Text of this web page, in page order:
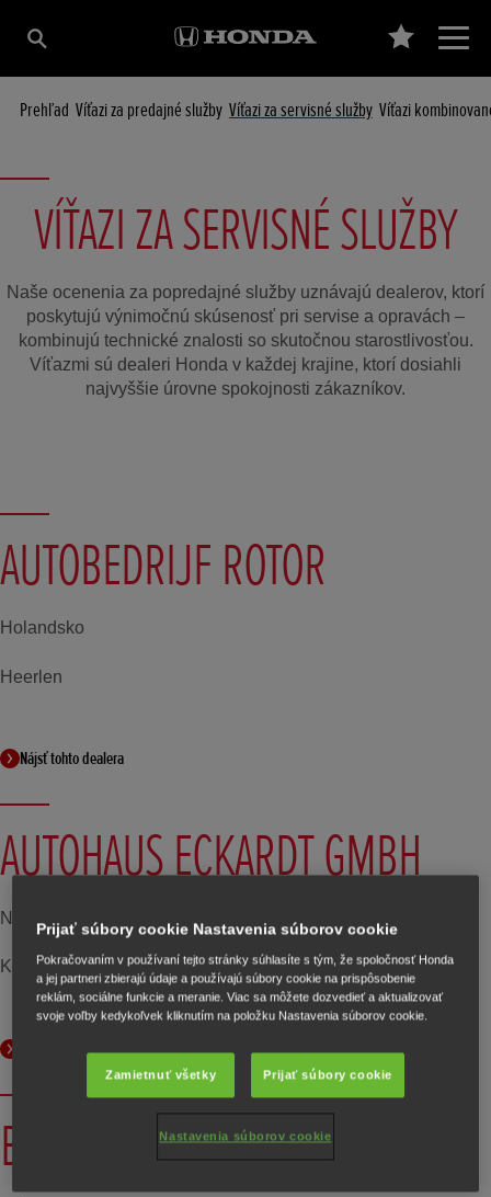
Prehľad Víťazi za predajné služby Víťazi za servisné služby Víťazi
VÍŤAZI ZA SERVISNÉ SLUŽBY
Naše ocenenia za popredajné služby uznávajú dealerov, ktorí
poskytujú výnimočnú skúsenosť pri servise a opravách –
kombinujú technické znalosti so skutočnou starostlivosťou.
Víťazmi sú dealeri Honda v každej krajine, ktorí dosiahli
najvyššie úrovne spokojnosti zákazníkov.
AUTOBEDRIJF ROTOR
Holandsko
Heerlen
Nájsť tohto dealera
AUTOHAUS ECKARDT GMBH
Nemecko
Korb
Nájsť tohto dealera
BJØRDAL BIL
Prijať súbory cookie Nastavenia súborov cookie
Pokračovaním v používaní tejto stránky súhlasíte s tým, že spoločnosť Honda
a jej partneri zbierajú údaje a používajú súbory cookie na prispôsobenie
reklám, sociálne funkcie a meranie. Viac sa môžete dozvedieť a aktualizovať
svoje voľby kedykoľvek kliknutím na položku Nastavenia súborov cookie.
Zamietnuť všetky Prijať súbory cookie
Nastavenia súborov cookie